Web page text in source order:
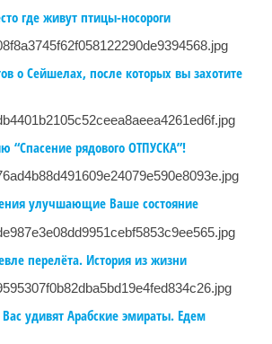
где живут птицы-носороги
о Сейшелах, после которых вы захотите
“Спасение рядового ОТПУСКА”!
улучшающие Ваше состояние
перелёта. История из жизни
удивят Арабские эмираты. Едем